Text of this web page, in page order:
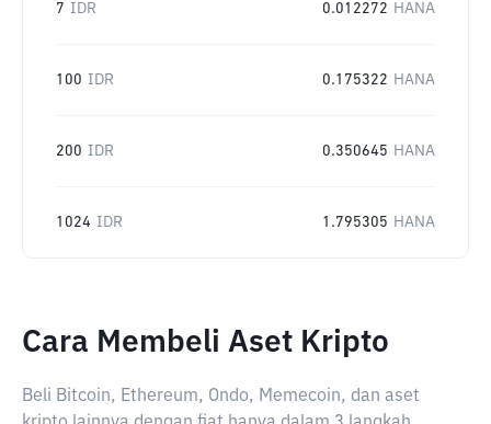
7 IDR 0.012272 HANA
100 IDR 0.175322 HANA
200 IDR 0.350645 HANA
1024 IDR 1.795305 HANA
Cara Membeli Aset Kripto
Beli Bitcoin, Ethereum, Ondo, Memecoin, dan aset